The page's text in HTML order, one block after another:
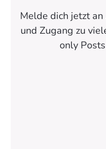
Melde dich jetzt
und Zugang zu
only